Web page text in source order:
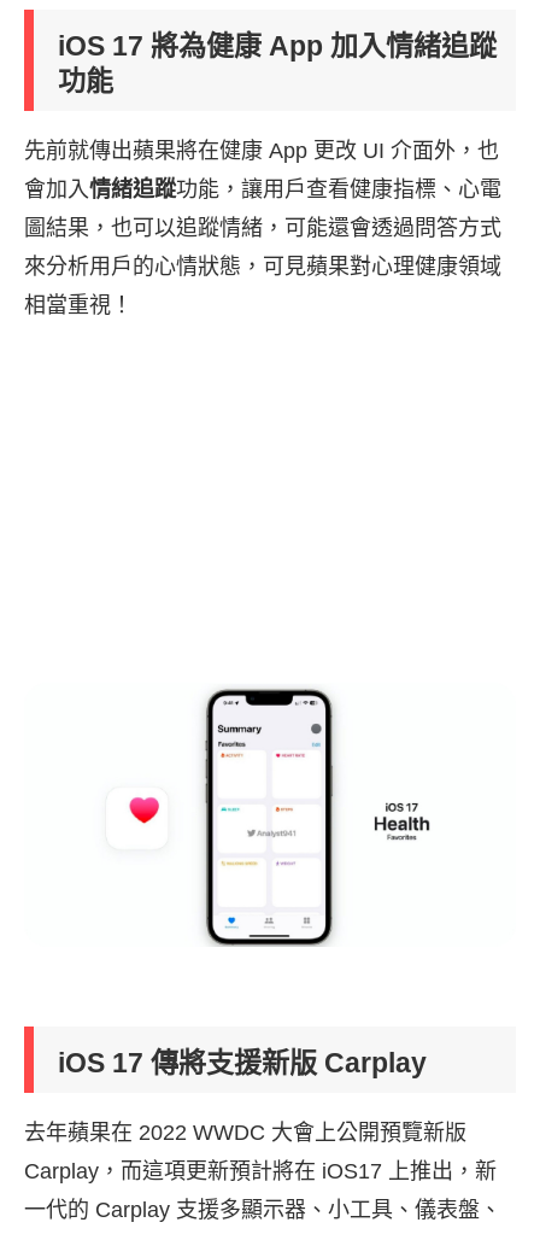
iOS 17 將為健康 App 加入情緒追蹤
功能
先前就傳出蘋果將在健康 App 更改 UI 介面外，也
會加入情緒追蹤功能，讓用戶查看健康指標、心電
圖結果，也可以追蹤情緒，可能還會透過問答方式
來分析用戶的心情狀態，可見蘋果對心理健康領域
相當重視！
iOS 17 傳將支援新版 Carplay
去年蘋果在 2022 WWDC 大會上公開預覽新版
Carplay，而這項更新預計將在 iOS17 上推出，新
一代的 Carplay 支援多顯示器、小工具、儀表盤、